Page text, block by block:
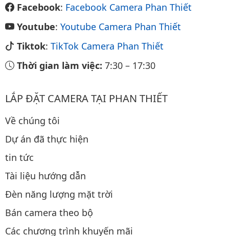
Facebook: Facebook Camera Phan Thiết
Youtube: Youtube Camera Phan Thiết
Tiktok: TikTok Camera Phan Thiết
Thời gian làm việc: 7:30 – 17:30
LẮP ĐẶT CAMERA TẠI PHAN THIẾT
Về chúng tôi
Dự án đã thực hiện
tin tức
Tài liệu hướng dẫn
Đèn năng lượng mặt trời
Bán camera theo bộ
Các chương trình khuyến mãi